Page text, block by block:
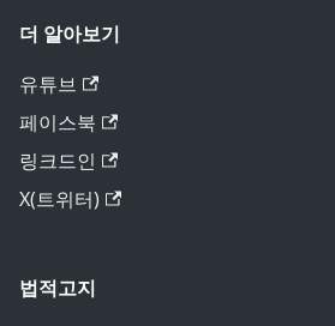
더 알아보기
유튜브
페이스북
링크드인
X(트위터)
법적고지